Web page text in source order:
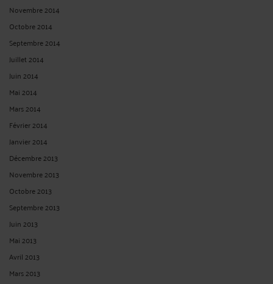
Novembre 2014
Octobre 2014
Septembre 2014
Juillet 2014
Juin 2014
Mai 2014
Mars 2014
Février 2014
Janvier 2014
Décembre 2013
Novembre 2013
Octobre 2013
Septembre 2013
Juin 2013
Mai 2013
Avril 2013
Mars 2013